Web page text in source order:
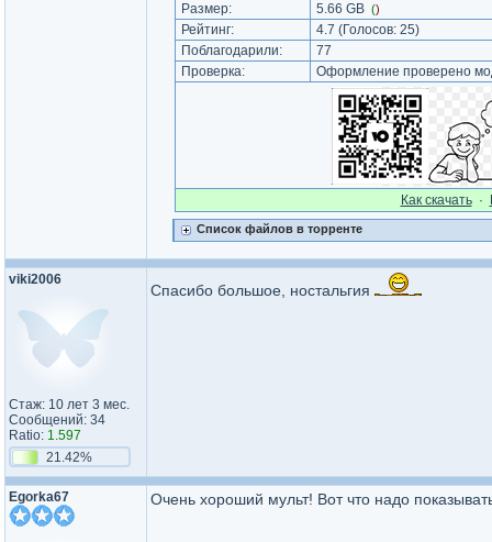
Размер:
5.66 GB ()
Рейтинг: 4.7 (Голосов: 25)
Поблагодарили:
77
Проверка:
Оформление проверено
Как cкачать·
Список файлов в торренте
viki2006
Стаж: 10 лет 3 мес.
Сообщений: 34
Ratio: 1.597
21.42%
Спасибо большое, ностальгия
Egorka67 Очень хороший мульт! Вот что надо